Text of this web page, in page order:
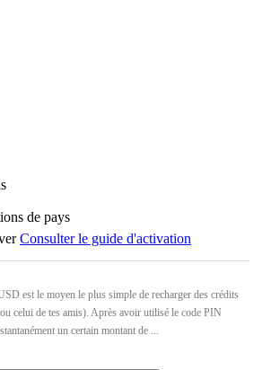
de pays
Consulter le guide d'activation
est le moyen le plus simple de recharger des crédits
celui de tes amis). Après avoir utilisé le code PIN
un certain montant de ...